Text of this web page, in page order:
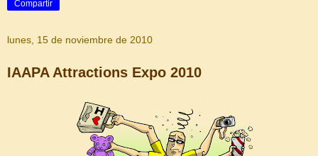
Compartir
lunes, 15 de noviembre de 2010
IAAPA Attractions Expo 2010